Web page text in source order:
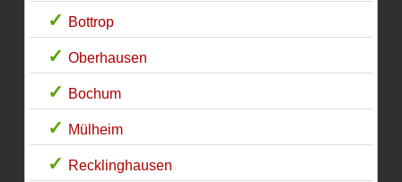
Bottrop
Oberhausen
Bochum
Mülheim
Recklinghausen